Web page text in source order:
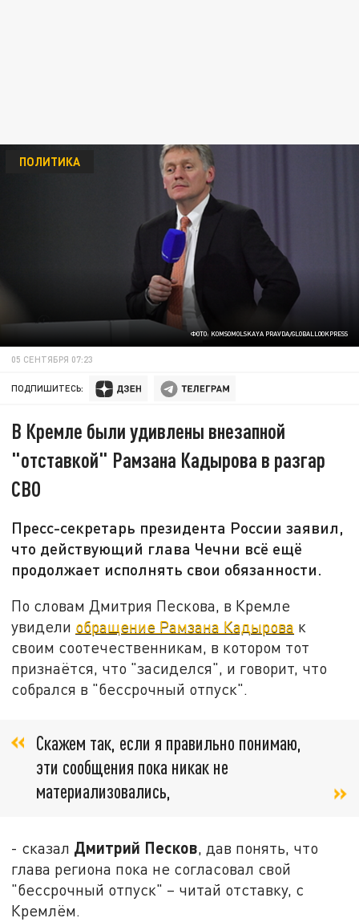
ФОТО: KOMSOMOLSKAYA PRAVDA/GLOBALLOOKPRESS
ПОЛИТИКА
05 СЕНТЯБРЯ 07:23
ПОДПИШИТЕСЬ:
В Кремле были удивлены внезапной
"отставкой" Рамзана Кадырова в разгар
СВО
Пресс-секретарь президента России заявил,
что действующий глава Чечни всё ещё
продолжает исполнять свои обязанности.
По словам Дмитрия Пескова, в Кремле
увидели обращение Рамзана Кадырова к
своим соотечественникам, в котором тот
признаётся, что "засиделся", и говорит, что
собрался в "бессрочный отпуск".
Скажем так, если я правильно понимаю,
эти сообщения пока никак не
материализовались,
- сказал Дмитрий Песков, дав понять, что
глава региона пока не согласовал свой
"бессрочный отпуск" – читай отставку, с
Кремлём.